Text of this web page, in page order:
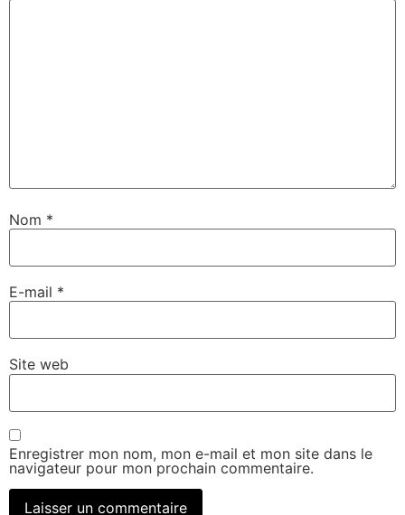
Nom *
E-mail *
Site web
Enregistrer mon nom, mon e-mail et mon site dans le
navigateur pour mon prochain commentaire.